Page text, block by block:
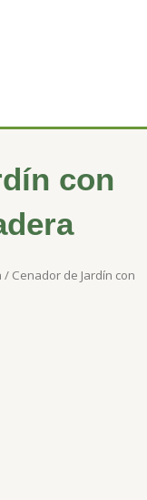
con
/ Cenador de Jardín con